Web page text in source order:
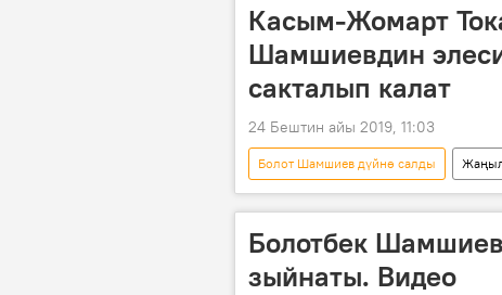
Касым-Жомарт
Шамшиевдин
сакталып калат
24 Бештин айы 2019, 11:03
Болот Шамшиев дүйнө салды
Болот Шамшиев
Касым-
Болотбек
зыйнаты. Видео